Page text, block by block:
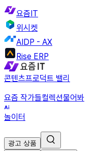
요즘IT
위시켓
AIDP - AX
Rise ERP
콘텐츠프로덕트 밸리
요즘 작가들컬렉션물어봐
놀이터
광고 상품